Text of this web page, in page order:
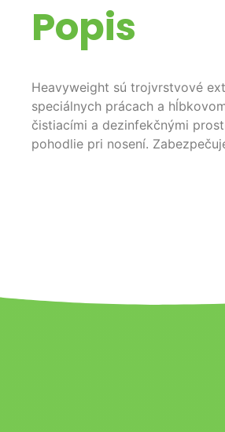
Popis
Heavyweight sú trojvrstvové
speciálnych prácach a
čistiacími a dezinfekčnými
pohodlie pri nosení.